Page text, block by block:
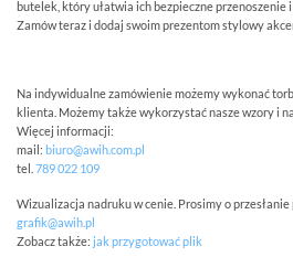
butelek, który ułatwia ich bezpieczne
Zamów teraz i dodaj swoim prezentom stylowy
Na indywidualne zamówienie możemy wykonać
klienta. Możemy także wykorzystać nasze wzory i
Więcej informacji:
mail: biuro@awih.com.pl
tel. 789 022 109
Wizualizacja nadruku w cenie. Prosimy o
grafik@awih.pl
Zobacz także: jak przygotować plik